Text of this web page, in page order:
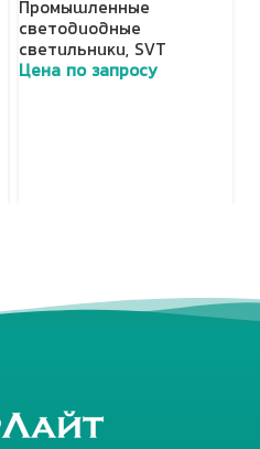
Промышленные
светодиодные
светильники, SVT
Цена по запросу